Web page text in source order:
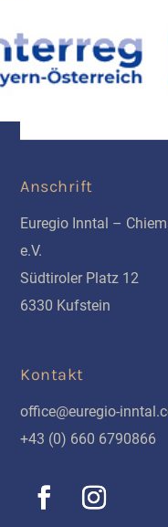
Anschrift
Euregio Inntal –
e.V.
Südtiroler Platz 12
6330 Kufstein
Kontakt
office@euregio-
+43 (0) 660 6790866